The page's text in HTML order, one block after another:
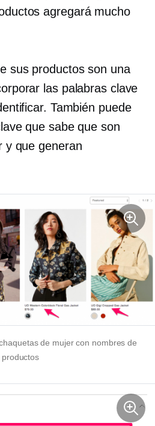
agregará mucho
sus productos son una
las palabras clave
También puede
que sabe que son
y que generan
de mujer con nombres de
productos